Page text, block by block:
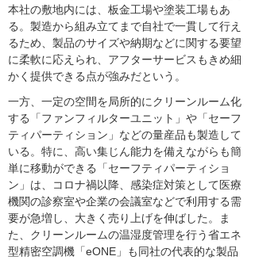
本社の敷地内には、板金工場や塗装工場もあ
る。製造から組み立てまで自社で一貫して行え
るため、製品のサイズや納期などに関する要望
に柔軟に応えられ、アフターサービスもきめ細
かく提供できる点が強みだという。
一方、一定の空間を局所的にクリーンルーム化
する「ファンフィルターユニット」や「セーフ
ティパーティション」などの量産品も製造して
いる。特に、高い集じん能力を備えながらも簡
単に移動ができる「セーフティパーティショ
ン」は、コロナ禍以降、感染症対策として医療
機関の診察室や企業の会議室などで利用する需
要が急増し、大きく売り上げを伸ばした。ま
た、クリーンルームの温湿度管理を行う省エネ
型精密空調機「eONE」も同社の代表的な製品